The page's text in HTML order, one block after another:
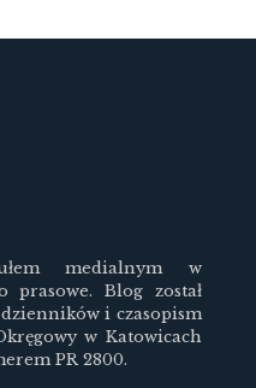
medialnym w
Blog został
i czasopism
w Katowicach
PR 2800.